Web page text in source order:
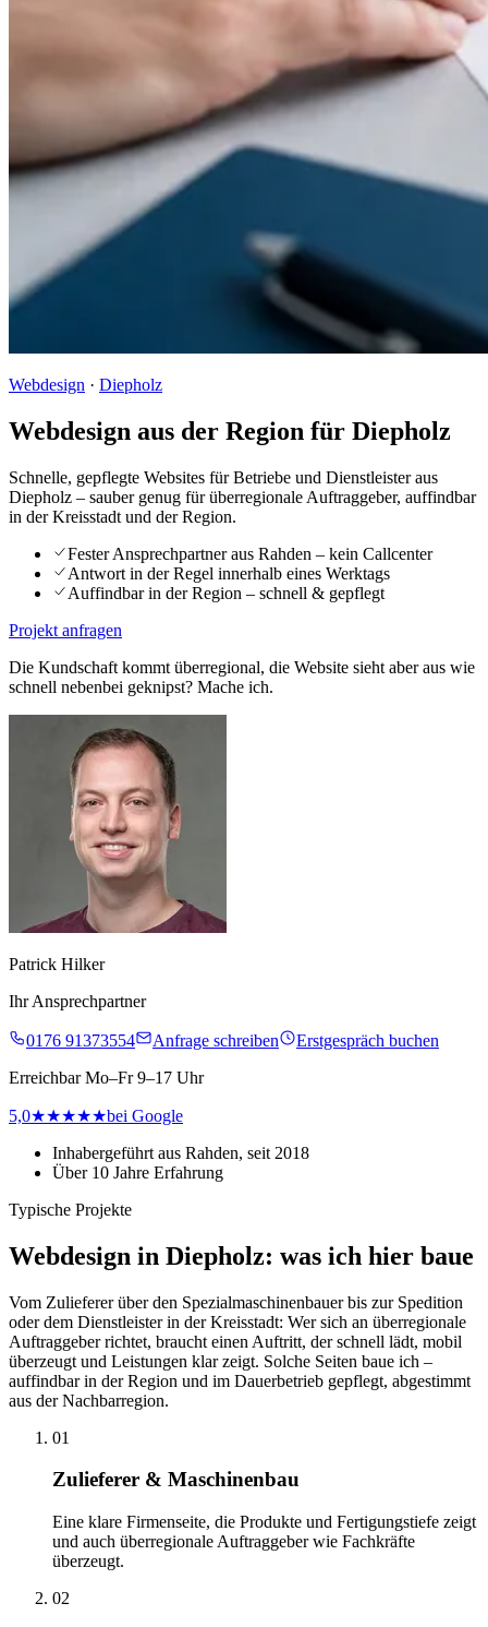
Webdesign · Diepholz
Webdesign aus der Region für Diepholz
Schnelle, gepflegte Websites für Betriebe und Dienstleister aus
Diepholz – sauber genug für überregionale Auftraggeber, auffindbar
in der Kreisstadt und der Region.
Fester Ansprechpartner aus Rahden – kein Callcenter
Antwort in der Regel innerhalb eines Werktags
Auffindbar in der Region – schnell & gepflegt
Projekt anfragen
Die Kundschaft kommt überregional, die Website sieht aber aus wie
schnell nebenbei geknipst? Mache ich.
Patrick Hilker
Ihr Ansprechpartner
0176 91373554 Anfrage schreiben
Erstgespräch buchen
Erreichbar Mo–Fr 9–17 Uhr
5,0★★★★★bei Google
Inhabergeführt aus Rahden, seit 2018
Über 10 Jahre Erfahrung
Typische Projekte
Webdesign in Diepholz: was ich hier baue
Vom Zulieferer über den Spezialmaschinenbauer bis zur Spedition
oder dem Dienstleister in der Kreisstadt: Wer sich an überregionale
Auftraggeber richtet, braucht einen Auftritt, der schnell lädt, mobil
überzeugt und Leistungen klar zeigt. Solche Seiten baue ich –
auffindbar in der Region und im Dauerbetrieb gepflegt, abgestimmt
aus der Nachbarregion.
01
Zulieferer & Maschinenbau
Eine klare Firmenseite, die Produkte und Fertigungstiefe zeigt
und auch überregionale Auftraggeber wie Fachkräfte
überzeugt.
02